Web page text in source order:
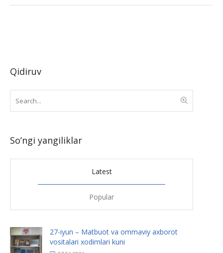
Qidiruv
So’ngi yangiliklar
Latest
Popular
27-iyun – Matbuot va ommaviy axborot
vositalari xodimlari kuni